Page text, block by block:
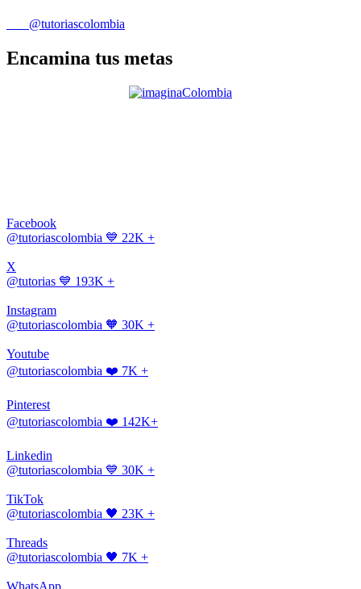
@tutoriascolombia
Encamina tus metas
Facebook
@tutoriascolombia 💙 22K +
X
@tutorias 💙 193K +
Instagram
@tutoriascolombia 🧡 30K +
Youtube
@tutoriascolombia ❤️ 7K +
Pinterest
@tutoriascolombia ❤️ 142K+
Linkedin
@tutoriascolombia 💙 30K +
TikTok
@tutoriascolombia 🖤 23K +
Threads
@tutoriascolombia 🖤 7K +
WhatsApp